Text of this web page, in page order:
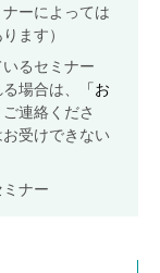
ーによっては
ます）
るセミナー
場合は、
「お
ご連絡くださ
受けできない
ナー
9001 改訂)